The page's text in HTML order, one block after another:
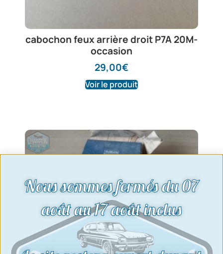
cabochon feux arrière droit P7A 20M-
occasion
29,00€
Voir le produit
Nous sommes fermés du 07
août au 17 août inclus